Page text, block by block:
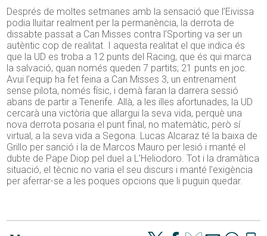
Després de moltes setmanes amb la sensació que l’Eivissa
podia lluitar realment per la permanència, la derrota de
dissabte passat a Can Misses contra l’Sporting va ser un
autèntic cop de realitat. I aquesta realitat el que indica és
que la UD es troba a 12 punts del Racing, que és qui marca
la salvació, quan només queden 7 partits; 21 punts en joc.
Avui l’equip ha fet feina a Can Misses 3, un entrenament
sense pilota, només físic, i demà faran la darrera sessió
abans de partir a Tenerife. Allà, a les illes afortunades, la UD
cercarà una victòria que allargui la seva vida, perquè una
nova derrota posaria el punt final, no matemàtic, però sí
virtual, a la seva vida a Segona. Lucas Alcaraz té la baixa de
Grillo per sanció i la de Marcos Mauro per lesió i manté el
dubte de Pape Diop pel duel a L’Heliodoro. Tot i la dramàtica
situació, el tècnic no varia el seu discurs i manté l’exigència
per aferrar-se a les poques opcions que li puguin quedar.